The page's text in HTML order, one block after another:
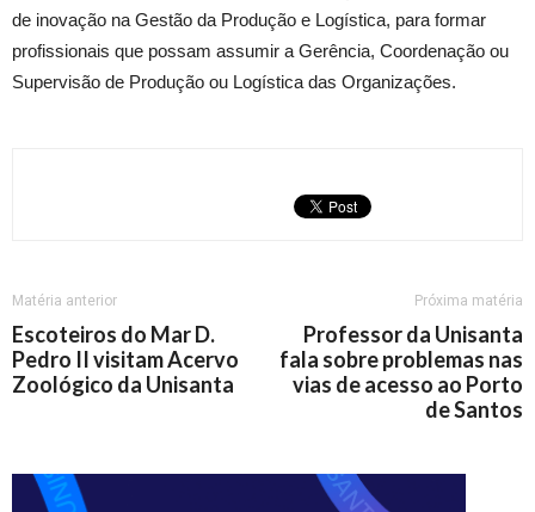
de inovação na Gestão da Produção e Logística, para formar
profissionais que possam assumir a Gerência, Coordenação ou
Supervisão de Produção ou Logística das Organizações.
Matéria anterior
Escoteiros do Mar D.
Pedro II visitam Acervo
Zoológico da Unisanta
Próxima matéria
Professor da Unisanta
fala sobre problemas nas
vias de acesso ao Porto
de Santos